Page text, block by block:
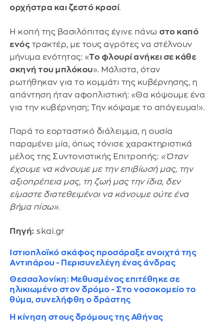
ορχήστρα και ζεστό κρασί.
Η κοπή της βασιλόπιτας έγινε πάνω στο καπό
ενός τρακτέρ, με τους αγρότες να στέλνουν
μήνυμα ενότητας: «Το φλουρί ανήκει σε κάθε
σκηνή του μπλόκου». Μάλιστα, όταν
ρωτήθηκαν για το κομμάτι της κυβέρνησης, η
απάντηση ήταν αφοπλιστική: «Θα κόψουμε ένα
για την κυβέρνηση; Την κόψαμε το απόγευμα!».
Παρά το εορταστικό διάλειμμα, η ουσία
παραμένει μία, όπως τόνισε χαρακτηριστικά
μέλος της Συντονιστικής Επιτροπής: «Όταν
έχουμε να κάνουμε με την επιβίωσή μας, την
αξιοπρέπεια μας, τη ζωή μας την ίδια, δεν
είμαστε διατεθειμένοι να κάνουμε ούτε ένα
βήμα πίσω».
Πηγή: skai.gr
Ιστιοπλοϊκό σκάφος προσάραξε ανοιχτά της
Αντιπάρου - Περισυνελέγη ένας άνδρας
Θεσσαλονίκη: Μεθυσμένος επιτέθηκε σε
ηλικιωμένο στον δρόμο - Στο νοσοκομείο το
θύμα, συνελήφθη ο δράστης
Η κίνηση στους δρόμους της Αθήνας